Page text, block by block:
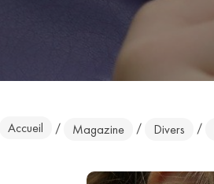
Accueil / Magazine / Divers /